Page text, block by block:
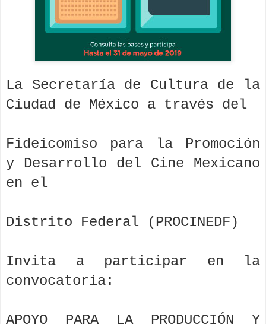
La Secretaría de Cultura de la
Ciudad de México a través del
Fideicomiso para la Promoción
y Desarrollo del Cine Mexicano
en el
Distrito Federal (PROCINEDF)
Invita a participar en la
convocatoria:
APOYO PARA LA PRODUCCIÓN Y